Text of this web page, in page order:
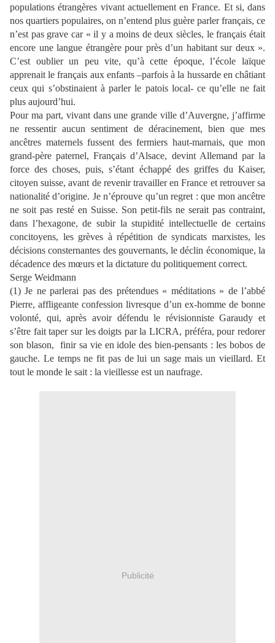
populations étrangères vivant actuellement en France. Et si, dans
nos quartiers populaires, on n’entend plus guère parler français, ce
n’est pas grave car « il y a moins de deux siècles, le français était
encore une langue étrangère pour près d’un habitant sur deux ».
C’est oublier un peu vite, qu’à cette époque, l’école laïque
apprenait le français aux enfants –parfois à la hussarde en châtiant
ceux qui s’obstinaient à parler le patois local- ce qu’elle ne fait
plus aujourd’hui.
Pour ma part, vivant dans une grande ville d’Auvergne, j’affirme
ne ressentir aucun sentiment de déracinement, bien que mes
ancêtres maternels fussent des fermiers haut-marnais, que mon
grand-père paternel, Français d’Alsace, devint Allemand par la
force des choses, puis, s’étant échappé des griffes du Kaiser,
citoyen suisse, avant de revenir travailler en France et retrouver sa
nationalité d’origine. Je n’éprouve qu’un regret : que mon ancêtre
ne soit pas resté en Suisse. Son petit-fils ne serait pas contraint,
dans l’hexagone, de subir la stupidité intellectuelle de certains
concitoyens, les grèves à répétition de syndicats marxistes, les
décisions consternantes des gouvernants, le déclin économique, la
décadence des mœurs et la dictature du politiquement correct.
Serge Weidmann
(1) Je ne parlerai pas des prétendues « méditations » de l’abbé
Pierre, affligeante confession livresque d’un ex-homme de bonne
volonté, qui, après avoir défendu le révisionniste Garaudy et
s’être fait taper sur les doigts par la LICRA, préféra, pour redorer
son blason,
finir sa vie en idole des bien-pensants : les bobos de
gauche. Le temps ne fit pas de lui un sage mais un vieillard. Et
tout le monde le sait : la vieillesse est un naufrage.
Publicité